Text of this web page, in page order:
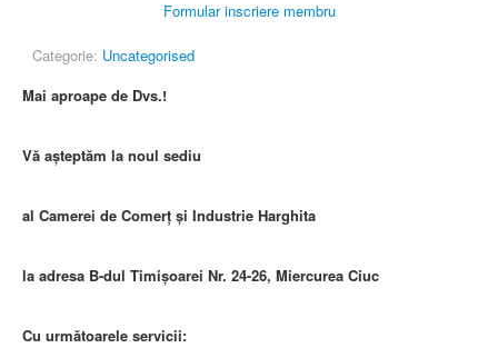
Formular inscriere membru
Categorie: Uncategorised
Mai aproape de Dvs.!
Vă așteptăm la noul sediu
al Camerei de Comerț și Industrie Harghita
la adresa B-dul Timișoarei Nr. 24-26, Miercurea Ciuc
Cu următoarele servicii: